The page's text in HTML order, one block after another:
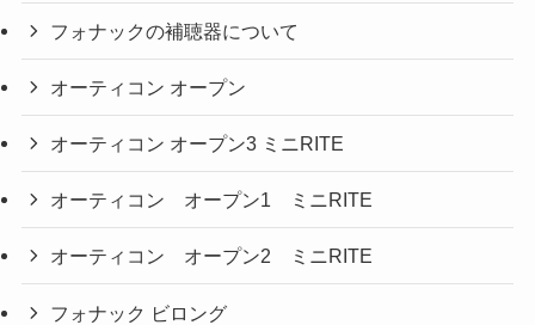
フォナックの補聴器について
オーティコン オープン
オーティコン オープン3 ミニRITE
オーティコン オープン1 ミニRITE
オーティコン オープン2 ミニRITE
フォナック ビロング